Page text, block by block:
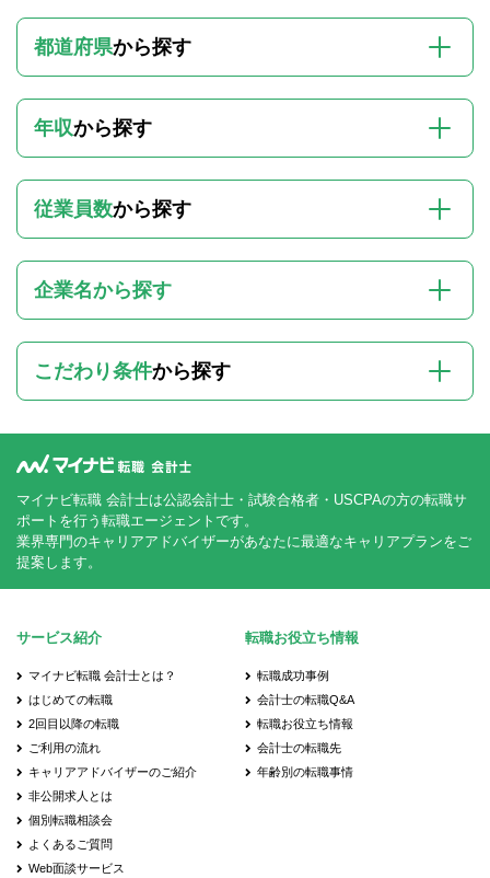
都道府県から探す
年収から探す
従業員数から探す
企業名から探す
こだわり条件から探す
マイナビ転職 会計士は公認会計士・試験合格者・USCPAの方の転職サ
ポートを行う転職エージェントです。
業界専門のキャリアアドバイザーがあなたに最適なキャリアプランをご
提案します。
サービス紹介
マイナビ転職 会計士とは？
はじめての転職
2回目以降の転職
ご利用の流れ
キャリアアドバイザーのご紹介
非公開求人とは
個別転職相談会
よくあるご質問
Web面談サービス
転職お役立ち情報
転職成功事例
会計士の転職Q&A
転職お役立ち情報
会計士の転職先
年齢別の転職事情